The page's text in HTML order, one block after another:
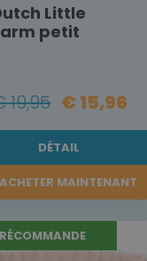
Little
petit
19,95 € 15,96
DÉTAIL
ACHETER MAINTENANT